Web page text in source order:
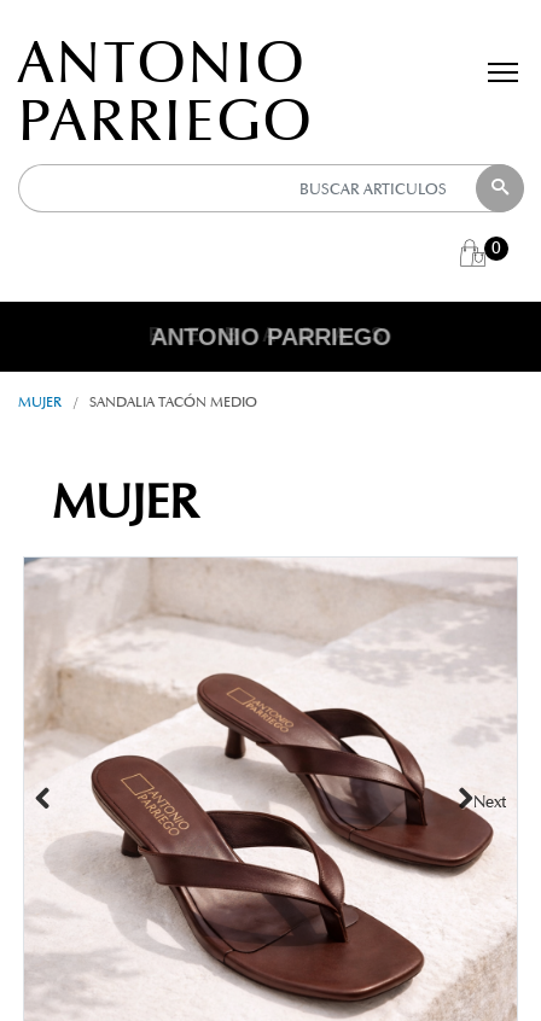
ANTONIO
PARRIEGO
0
R E B A J A S
ANTONIO PARRIEGO
MUJER / SANDALIA TACÓN MEDIO
MUJER
Previous
Next